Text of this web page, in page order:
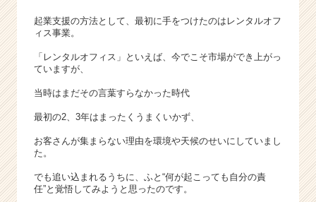
r
e
r）
起業支援の方法として、最初に手をつけたのはレンタルオフ
ィス事業。
「レンタルオフィス」といえば、今でこそ市場ができ上がっ
ていますが、
当時はまだその言葉すらなかった時代
最初の2、3年はまったくうまくいかず、
お客さんが集まらない理由を環境や天候のせいにしていまし
た。
でも追い込まれるうちに、ふと“何が起こっても自分の責
任”と覚悟してみようと思ったのです。